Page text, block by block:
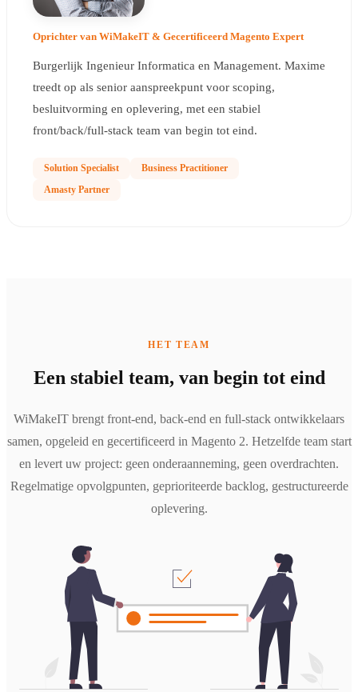
Oprichter van WiMakeIT & Gecertificeerd Magento Expert
Burgerlijk Ingenieur Informatica en Management. Maxime
treedt op als senior aanspreekpunt voor scoping,
besluitvorming en oplevering, met een stabiel
front/back/full-stack team van begin tot eind.
Solution Specialist
Business Practitioner
Amasty Partner
HET TEAM
Een stabiel team, van begin tot eind
WiMakeIT brengt front-end, back-end en full-stack ontwikkelaars
samen, opgeleid en gecertificeerd in Magento 2. Hetzelfde team start
en levert uw project: geen onderaanneming, geen overdrachten.
Regelmatige opvolgpunten, geprioriteerde backlog, gestructureerde
oplevering.